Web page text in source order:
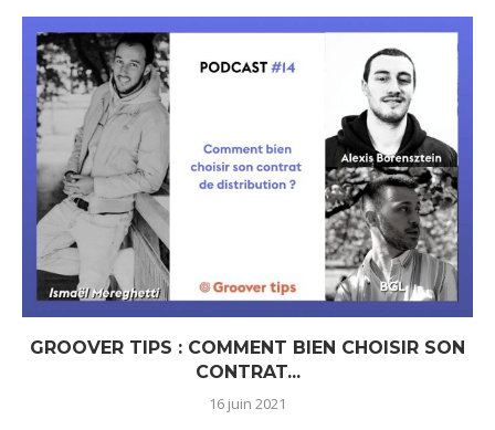
GROOVER TIPS : COMMENT BIEN CHOISIR SON
CONTRAT...
16 juin 2021